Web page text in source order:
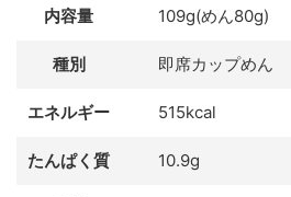
内容量 109g(めん80g)
種別 即席カップめん
エネルギー 515kcal
たんぱく質 10.9g